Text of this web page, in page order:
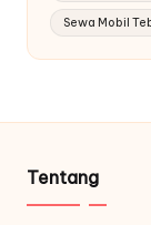
Sewa Mobil
Tentang